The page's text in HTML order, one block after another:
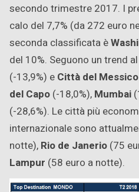
secondo trimestre 2017. I
calo del 7,7% (da 272 euro
seconda classificata è
del 10%. Seguono un trend
(-13,9%) e Città del Messico
del Capo (-18,0%), Mumbai
(-28,6%). Le città più
internazionale sono
notte), Rio de Janerio (75
Lampur (58 euro a notte).